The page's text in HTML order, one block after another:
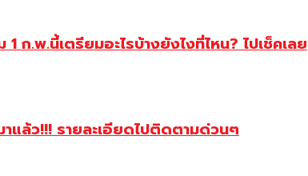
ก.พ.นี้เตรียมอะไรบ้างยังไงที่ไหน? ไปเช็คเลย
แล้ว!!! รายละเอียดไปติดตามด่วนๆ